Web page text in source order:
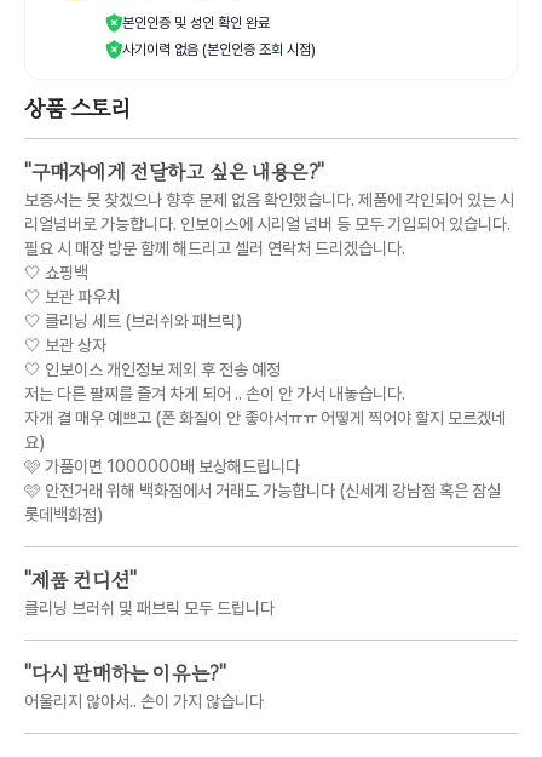
본인인증 및 성인 확인 완료
사기이력 없음 (본인인증 조회 시점)
상품 스토리
"구매자에게 전달하고 싶은 내용은?"
보증서는 못 찾겠으나 향후 문제 없음 확인했습니다. 제품에 각인되어 있는 시
리얼넘버로 가능합니다. 인보이스에 시리얼 넘버 등 모두 기입되어 있습니다.
필요 시 매장 방문 함께 해드리고 셀러 연락처 드리겠습니다.
🤍 쇼핑백
🤍 보관 파우치
🤍 클리닝 세트 (브러쉬와 패브릭)
🤍 보관 상자
🤍 인보이스 개인정보 제외 후 전송 예정
저는 다른 팔찌를 즐겨 차게 되어 .. 손이 안 가서 내놓습니다.
자개 결 매우 예쁘고 (폰 화질이 안 좋아서ㅠㅠ 어떻게 찍어야 할지 모르겠네
요)
🩷 가품이면 1000000배 보상해드립니다
🩷 안전거래 위해 백화점에서 거래도 가능합니다 (신세계 강남점 혹은 잠실
롯데백화점)
"제품 컨디션"
클리닝 브러쉬 및 패브릭 모두 드립니다
"다시 판매하는 이유는?"
어울리지 않아서.. 손이 가지 않습니다